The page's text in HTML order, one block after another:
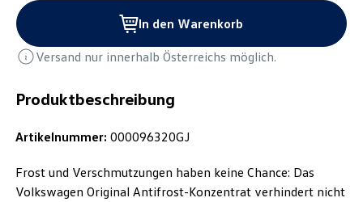
Produktbeschreibung
Artikelnummer: 000096320GJ
Frost und Verschmutzungen haben keine Chance: Das
Volkswagen Original Antifrost-Konzentrat verhindert nicht
In den Warenkorb
Versand nur innerhalb Österreichs möglich.